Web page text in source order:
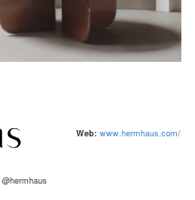
Web: www.hermhaus.com/
@hermhaus